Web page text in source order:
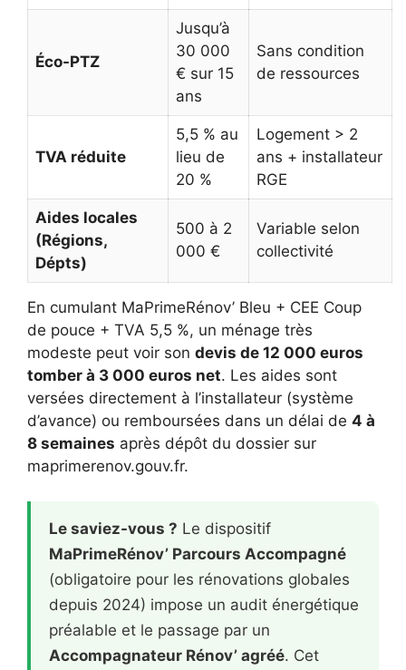
Éco-PTZ
Jusqu’à
30 000
€ sur 15
ans
Sans condition
de ressources
TVA réduite
5,5 % au
lieu de
20 %
Logement > 2
ans + installateur
RGE
Aides locales
(Régions,
Dépts)
500 à 2
000 €
Variable selon
collectivité
En cumulant MaPrimeRénov’ Bleu + CEE Coup
de pouce + TVA 5,5 %, un ménage très
modeste peut voir son devis de 12 000 euros
tomber à 3 000 euros net. Les aides sont
versées directement à l’installateur (système
d’avance) ou remboursées dans un délai de 4 à
8 semaines après dépôt du dossier sur
maprimerenov.gouv.fr.
Le saviez-vous ? Le dispositif
MaPrimeRénov’ Parcours Accompagné
(obligatoire pour les rénovations globales
depuis 2024) impose un audit énergétique
préalable et le passage par un
Accompagnateur Rénov’ agréé. Cet